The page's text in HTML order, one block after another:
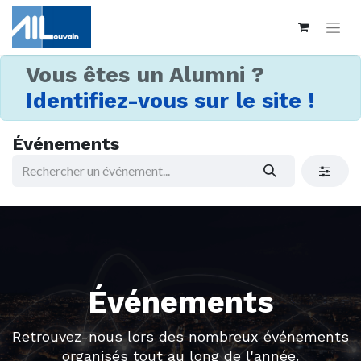
Vous êtes un Alumni ?
Identifiez-vous sur le site !
Événements
Événements
Retrouvez-nous lors des nombreux événements
organisés tout au long de l'année.